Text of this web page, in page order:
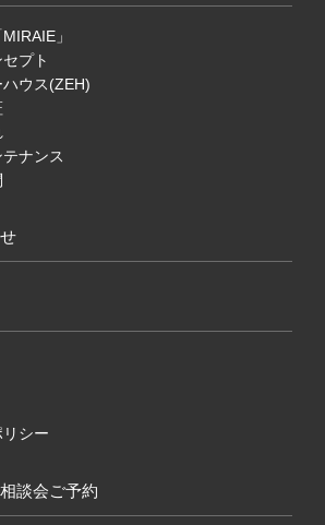
」
プト
ウス(ZEH)
ナンス
シー
談会ご予約